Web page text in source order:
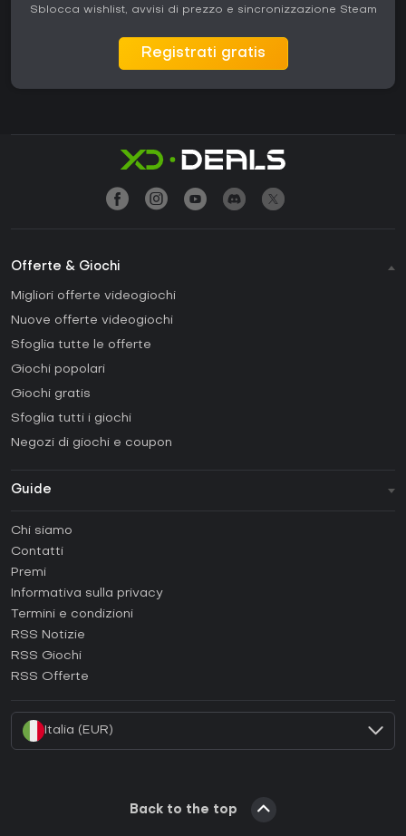
Sblocca wishlist, avvisi di prezzo e sincronizzazione Steam
Registrati gratis
Offerte & Giochi
Migliori offerte videogiochi
Nuove offerte videogiochi
Sfoglia tutte le offerte
Giochi popolari
Giochi gratis
Sfoglia tutti i giochi
Negozi di giochi e coupon
Guide
Come attivare una Steam CD Key?
Come attivare una Epic Games CD Key?
Come attivare una GOG CD Key?
Come attivare una Ubisoft Connect CD Key?
Chi siamo
Contatti
Premi
Informativa sulla privacy
Termini e condizioni
RSS Notizie
RSS Giochi
RSS Offerte
Italia (EUR)
Back to the top